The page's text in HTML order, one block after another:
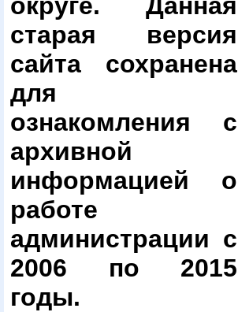
старая версия
сайта сохранена
для
ознакомления с
архивной
информацией о
работе
администрации с
2006 по 2015
годы.